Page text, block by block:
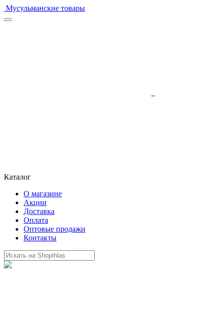
Мусульманские товары
Каталог
О магазине
Акции
Доставка
Оплата
Оптовые продажи
Контакты